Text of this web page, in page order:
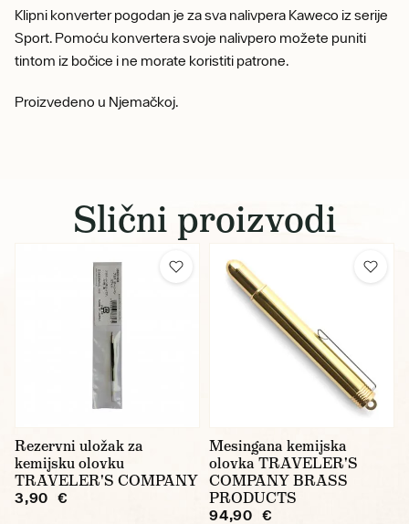
Klipni konverter pogodan je za sva nalivpera Kaweco iz serije
Sport. Pomoću konvertera svoje nalivpero možete puniti
tintom iz bočice i ne morate koristiti patrone.
Proizvedeno u Njemačkoj.
Slični proizvodi
Rezervni uložak za
kemijsku olovku
TRAVELER'S COMPANY
3,90 €
Mesingana kemijska
olovka TRAVELER'S
COMPANY BRASS
PRODUCTS
94,90 €